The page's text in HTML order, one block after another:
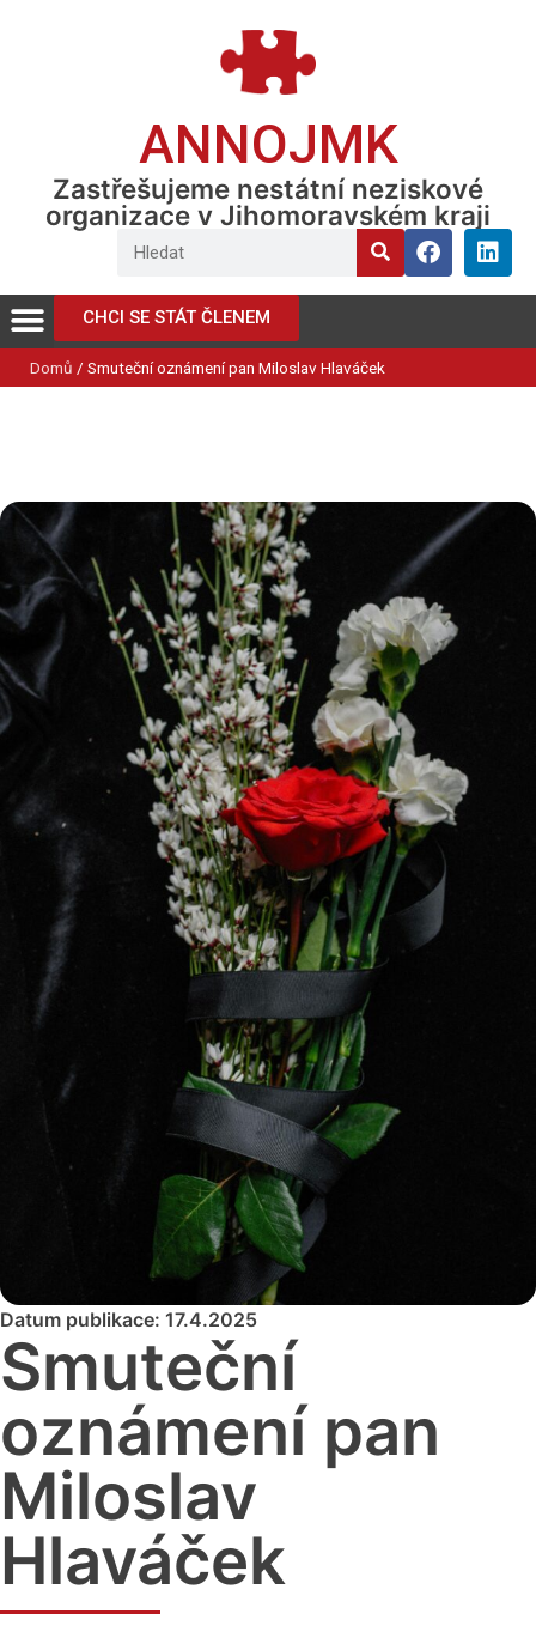
ANNOJMK
Zastřešujeme nestátní neziskové
organizace v Jihomoravském kraji
CHCI SE STÁT ČLENEM
Domů / Smuteční oznámení pan Miloslav Hlaváček
Datum publikace: 17.4.2025
Smuteční
oznámení pan
Miloslav
Hlaváček